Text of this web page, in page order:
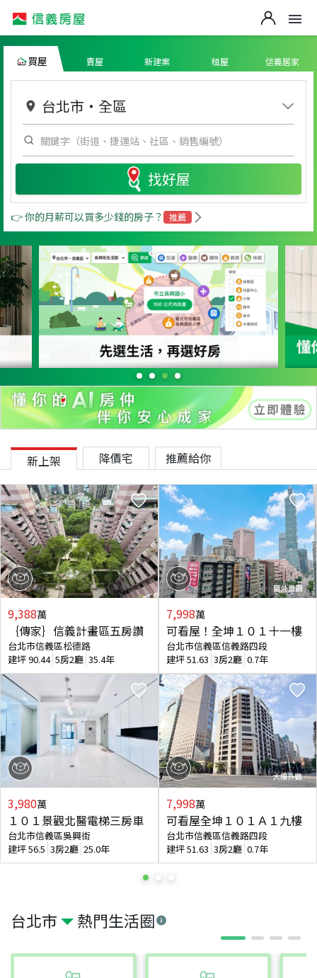
買屋 賣屋 新建案 租屋 信義居家
台北市 ・ 全區
找好屋
👉 你的月薪可以買多少錢的房子？ 推薦
台北市 熱門生活圈
新上架 降價宅 推薦給你
9,388萬
｛傳家｝信義計畫區五房讚
台北市信義區松德路
建坪90.44 5房2廳 35.4年
3,980萬
１０１景觀北醫電梯三房車
台北市信義區吳興街
建坪56.5 3房2廳 25.0年
7,998萬
可看屋！全坤１０１十一樓
台北市信義區信義路四段
建坪51.63 3房2廳 0.7年
7,998萬
可看屋全坤１０１Ａ１九樓
台北市信義區信義路四段
建坪51.63 3房2廳 0.7年